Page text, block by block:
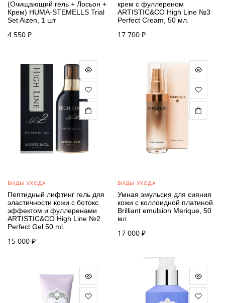
(Очищающий гель + Лосьон +
Крем) HUMA-STEMELLS Trial
Set Aizen, 1 шт
4 550 ₽
крем с фуллереном
ARTISTIC&CO High Line №3
Perfect Cream, 50 мл.
17 700 ₽
ВИДЫ УХОДА
Пептидный лифтинг гель для
эластичности кожи с ботокс
эффектом и фуллеренами
ARTISTIC&CO High Line №2
Perfect Gel 50 ml.
15 000 ₽
ВИДЫ УХОДА
Умная эмульсия для сияния
кожи с коллоидной платиной
Brilliant emulsion Merique, 50
мл
17 000 ₽